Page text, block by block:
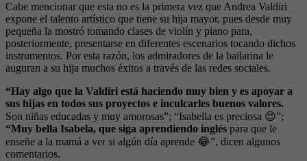
Cabe mencionar que esta no es la primera vez que Andrea Valdiri
expone el talento artístico que tiene su hija mayor, pues desde muy
pequeña la mostró tomando clases de violín y piano para,
posteriormente, presentarse en diferentes escenarios tocando dichos
instrumentos. Por esta razón, los admiradores de la bailarina le
auguran a su hija muchos éxitos a través de las redes sociales.
“Hay algo que la Valdiri está haciendo muy bien y es apoyar a
sus hijas en todos sus proyectos e inculcarles buenos valores.
Son niñas educadas y muy amorosas”; “Isabella es preciosa 😍”;
“Muy bella Isabela, que siga aprendiendo inglés para que le
enseñe a la mamá a ver si algún día aprende 😂”, dicen algunos
comentarios.